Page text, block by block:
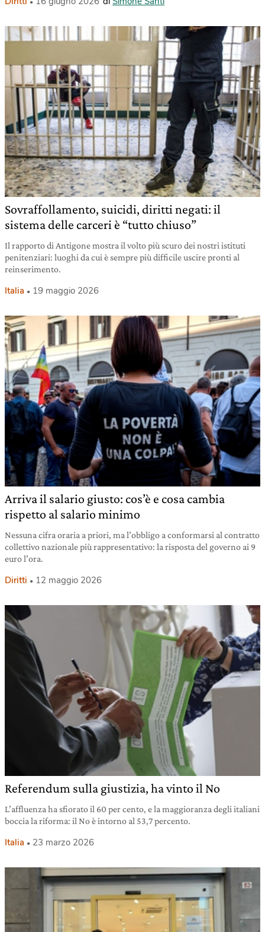
Sovraffollamento, suicidi, diritti negati: il
sistema delle carceri è “tutto chiuso”
Il rapporto di Antigone mostra il volto più scuro dei nostri istituti
penitenziari: luoghi da cui è sempre più difficile uscire pronti al
reinserimento.
Italia 19 maggio 2026
Arriva il salario giusto: cos’è e cosa cambia
rispetto al salario minimo
Nessuna cifra oraria a priori, ma l’obbligo a conformarsi al contratto
collettivo nazionale più rappresentativo: la risposta del governo ai 9
euro l’ora.
Diritti 12 maggio 2026
Referendum sulla giustizia, ha vinto il No
L’affluenza ha sfiorato il 60 per cento, e la maggioranza degli italiani
boccia la riforma: il No è intorno al 53,7 percento.
Italia 23 marzo 2026